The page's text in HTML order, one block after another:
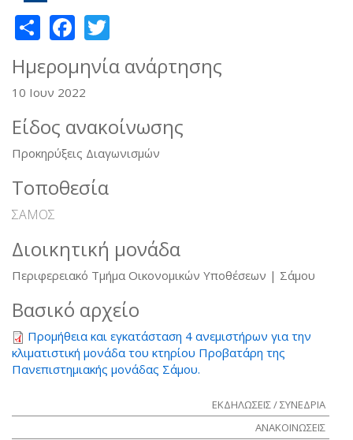
ShareFacebook
Ημερομηνία ανάρτησης
10 Ιουν 2022
Είδος ανακοίνωσης
Προκηρύξεις Διαγωνισμών
Τοποθεσία
ΣΑΜΟΣ
Διοικητική μονάδα
Περιφερειακό Τμήμα Οικονομικών Υποθέσεων | Σάμου
Βασικό αρχείο
Προμήθεια και εγκατάσταση 4 ανεμιστήρων για την
κλιματιστική μονάδα του κτηρίου Προβατάρη της
Πανεπιστημιακής μονάδας Σάμου.
ΕΚΔΗΛΩΣΕΙΣ / ΣΥΝΕΔΡΙΑ
ΑΝΑΚΟΙΝΩΣΕΙΣ